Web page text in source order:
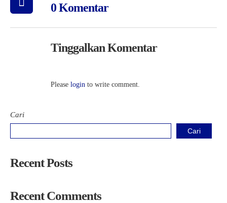
0 Komentar
Tinggalkan Komentar
Please login to write comment.
Cari
Cari
Recent Posts
Recent Comments